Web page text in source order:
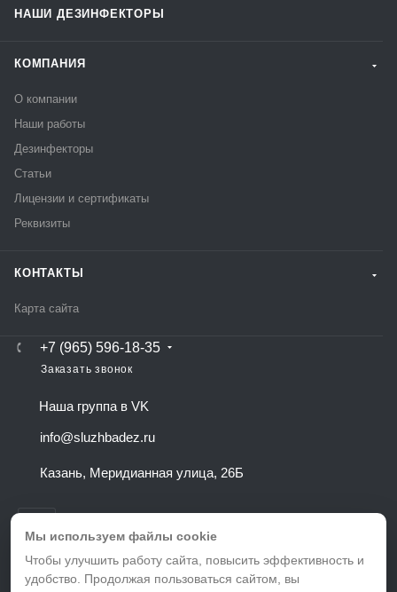
НАШИ ДЕЗИНФЕКТОРЫ
КОМПАНИЯ
О компании
Наши работы
Дезинфекторы
Статьи
Лицензии и сертификаты
Реквизиты
КОНТАКТЫ
Карта сайта
+7 (965) 596-18-35
Заказать звонок
Наша группа в VK
info@sluzhbadez.ru
Казань, Меридианная улица, 26Б
ВЕРСИЯ ДЛЯ ПЕЧАТИ
Мы используем файлы cookie
Чтобы улучшить работу сайта, повысить эффективность и
удобство. Продолжая пользоваться сайтом, вы